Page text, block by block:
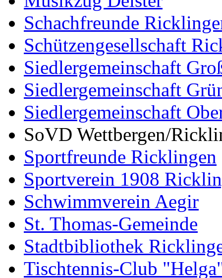
Schachfreunde
Schützengesellschaft
Siedlergemeinschaft
Siedlergemeinschaft
Siedlergemeinschaft
SoVD Wettbergen/
Sportfreunde Ricklingen
Sportverein 1908
Schwimmverein Aegir
St. Thomas-Gemeinde
Stadtbibliothek
Tischtennis-Club